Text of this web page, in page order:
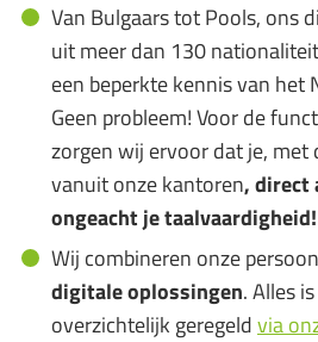
Van Bulgaars tot Pools, ons
uit meer dan 130
een beperkte kennis van het
Geen probleem! Voor de
zorgen wij ervoor dat je, met
vanuit onze kantoren, direct
ongeacht je taalvaardigheid!
Wij combineren onze
digitale oplossingen. Alles
overzichtelijk geregeldvia